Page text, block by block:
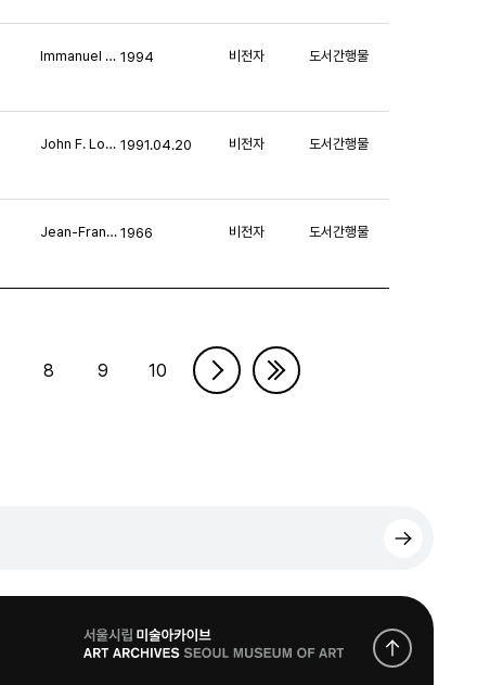
Immanuel Wallerstein 1994 비전자 도서간행물
John F. Love 1991.04.20 비전자 도서간행물
Jean-François Revel 1966 비전자 도서간행물
8 9 10
로
고